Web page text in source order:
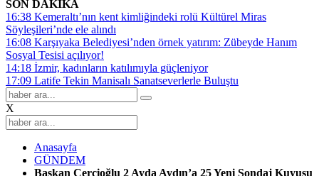
SON DAKİKA
16:38 Kemeraltı’nın kent kimliğindeki rolü Kültürel Miras
Söyleşileri’nde ele alındı
16:08 Karşıyaka Belediyesi’nden örnek yatırım: Zübeyde Hanım
Sosyal Tesisi açılıyor!
14:18 İzmir, kadınların katılımıyla güçleniyor
17:09 Latife Tekin Manisalı Sanatseverlerle Buluştu
X
Anasayfa
GÜNDEM
Başkan Çerçioğlu 2 Ayda Aydın’a 25 Yeni Sondaj Kuyusu